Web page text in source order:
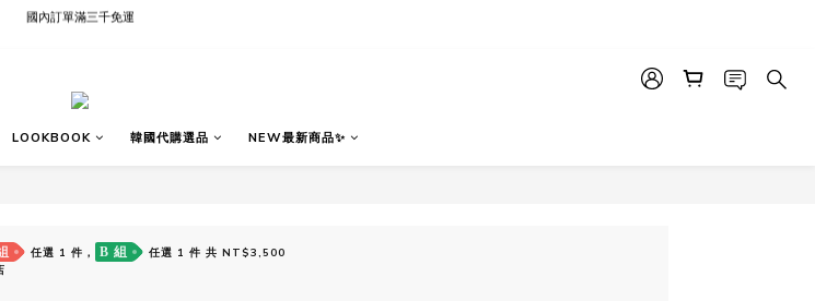
現貨快速出貨∣Ready to Ship
LOOKBOOK 韓國代購選品 NEW最新商品✨
任選 1 件， B 組
任選 1 件 共 NT$3,500